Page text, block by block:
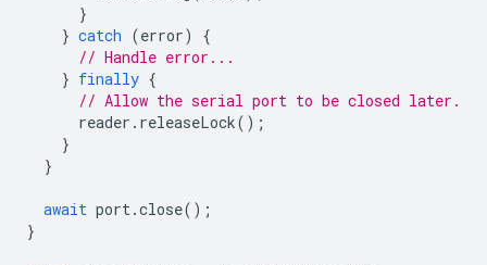
}
} catch (error)
{
// Handle error...
} finally {
// Allow the serial port to be closed later.
reader . releaseLock();
}
}
await port.close();
}